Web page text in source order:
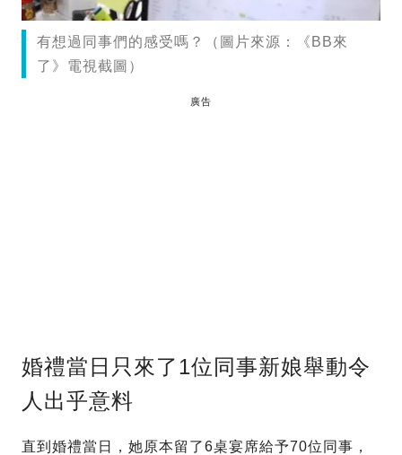
有想過同事們的感受嗎？（圖片來源：《BB來
了》電視截圖）
廣告
婚禮當日只來了1位同事新娘舉動令
人出乎意料
直到婚禮當日，她原本留了6桌宴席給予70位同事，